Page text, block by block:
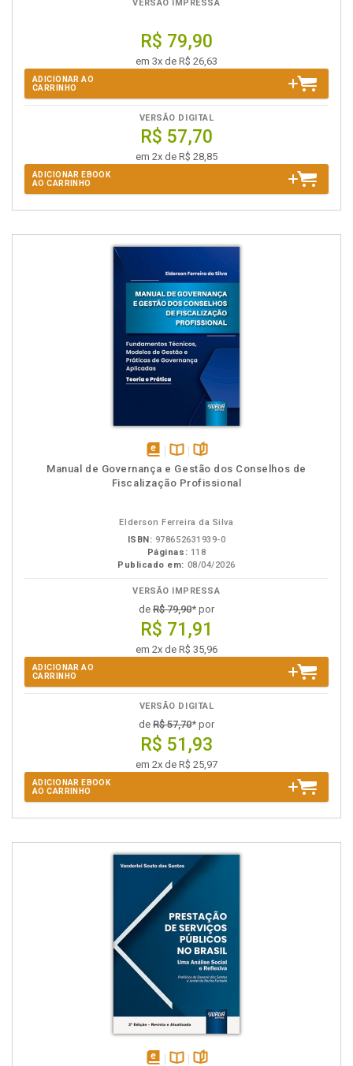
VERSÃO IMPRESSA
R$ 79,90
em 3x de R$ 26,63
ADICIONAR AO
CARRINHO
VERSÃO DIGITAL
R$ 57,70
em 2x de R$ 28,85
ADICIONAR EBOOK
AO CARRINHO
disponível
em
Disponível
na
páginas
Manual de Governança e Gestão dos Conselhos de
Fiscalização Profissional
Elderson Ferreira da Silva
ISBN: 978652631939-0
Páginas: 118
Publicado em: 08/04/2026
VERSÃO IMPRESSA
de R$ 79,90* por
R$ 71,91
em 2x de R$ 35,96
ADICIONAR AO
CARRINHO
VERSÃO DIGITAL
de R$ 57,70* por
R$ 51,93
em 2x de R$ 25,97
ADICIONAR EBOOK
AO CARRINHO